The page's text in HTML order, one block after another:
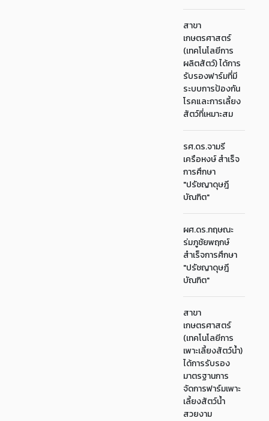
สาขา
เกษตรศาสตร์
(เทคโนโลยีการ
ผลิตสัตว์) ได้การ
รับรองฟาร์มที่มี
ระบบการป้องกัน
โรคและการเลี้ยง
สัตว์ที่เหมาะสม
รศ.ดร.จามรี
เครือหงษ์ สำเร็จ
การศึกษา
"ปรัชญาดุษฎี
บัณฑิต"
ผศ.ดร.กฤษณะ
ร่มภูชัยพฤกษ์
สำเร็จการศึกษา
"ปรัชญาดุษฎี
บัณฑิต"
สาขา
เกษตรศาสตร์
(เทคโนโลยีการ
เพาะเลี้ยงสัตว์น้ำ)
ได้การรับรอง
มาตรฐานการ
จัดการฟาร์มเพาะ
เลี้ยงสัตว์น้ำ
สวยงาม